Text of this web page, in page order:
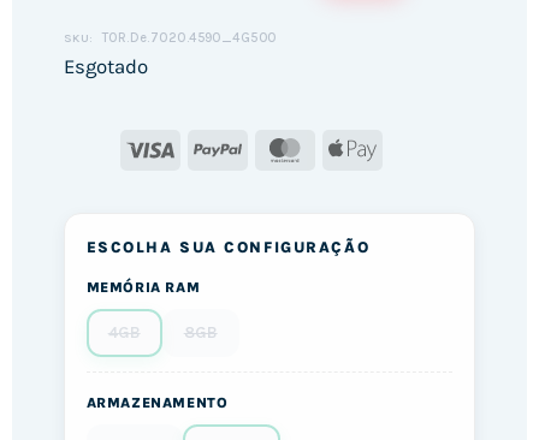
SKU: TOR.De.7020.4590_4G500
Esgotado
Visa PayPal MasterCard
Apple
ESCOLHA SUA CONFIGURAÇÃO
MEMÓRIA RAM
4GB 8GB
ARMAZENAMENTO